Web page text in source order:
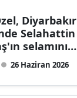
Diyarbakır
Selahattin
selamını
26 Haziran 2026